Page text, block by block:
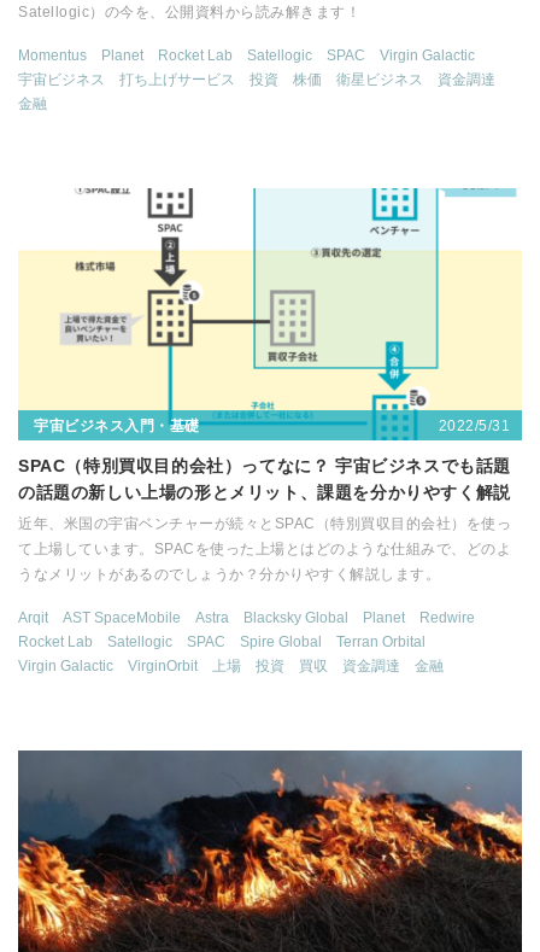
Satellogic）の今を、公開資料から読み解きます！
Momentus Planet Rocket Lab Satellogic SPAC
Virgin Galactic
宇宙ビジネス
打ち上げサービス 投資 株価 衛星ビジネス
資金調達
金融
宇宙ビジネス入門・基礎 2022/5/31
SPAC（特別買収目的会社）ってなに？ 宇宙ビジネスでも話題
の話題の新しい上場の形とメリット、課題を分かりやすく解説
近年、米国の宇宙ベンチャーが続々とSPAC（特別買収目的会社）を使っ
て上場しています。SPACを使った上場とはどのような仕組みで、どのよ
うなメリットがあるのでしょうか？分かりやすく解説します。
Arqit AST SpaceMobile Astra Blacksky Global Planet
Redwire
Rocket Lab
Satellogic SPAC Spire Global
Terran Orbital
Virgin Galactic
VirginOrbit 上場 投資 買収 資金調達 金融